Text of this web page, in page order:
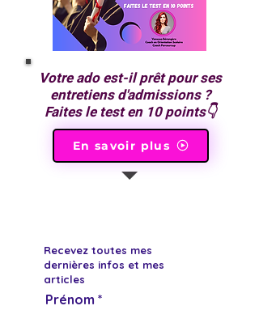
Votre ado est-il prêt pour ses
entretiens d'admissions ?
Faites le test en 10 points👇
En savoir plus
Recevez toutes mes
dernières infos et mes
articles
Prénom